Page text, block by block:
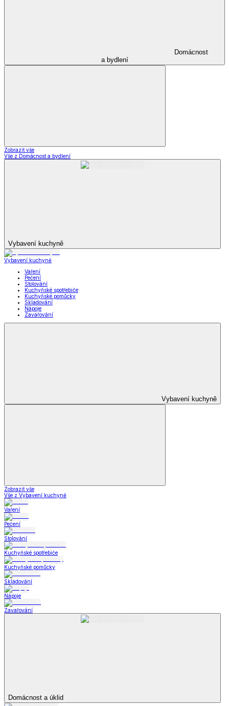
Domácnost
a bydlení
Zobrazit vše
Vše z Domácnost a bydlení
Vybavení kuchyně
Vybavení kuchyně
Vaření
Pečení
Stolování
Kuchyňské spotřebiče
Kuchyňské pomůcky
Skladování
Nápoje
Zavařování
Vybavení kuchyně
Zobrazit vše
Vše z Vybavení kuchyně
Vaření
Pečení
Stolování
Kuchyňské spotřebiče
Kuchyňské pomůcky
Skladování
Nápoje
Zavařování
Domácnost a úklid